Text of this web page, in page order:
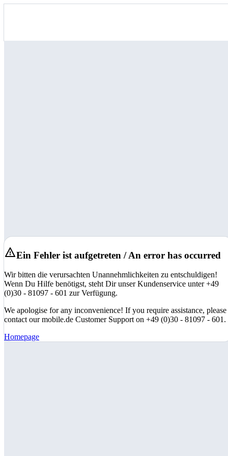
Ein Fehler ist aufgetreten / An error has occurred
Wir bitten die verursachten Unannehmlichkeiten zu entschuldigen!
Wenn Du Hilfe benötigst, steht Dir unser Kundenservice unter +49
(0)30 - 81097 - 601 zur Verfügung.
We apologise for any inconvenience! If you require assistance, please
contact our mobile.de Customer Support on +49 (0)30 - 81097 - 601.
Homepage